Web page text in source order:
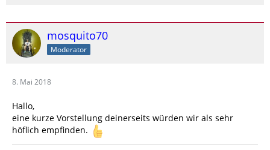
mosquito70
Moderator
8. Mai 2018
Hallo,
eine kurze Vorstellung deinerseits würden wir als sehr
höflich empfinden.